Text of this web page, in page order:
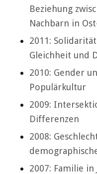
Beziehung
Nachbarn in
2011:
Gleichheit und
2010: Gender
Populärkultur
2009:
Differenzen
2008:
2007: Familie in